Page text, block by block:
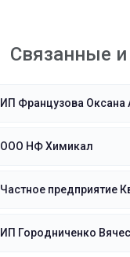
Связанные
ИП Французова Оксана
ООО НФ Химикал
Частное предприятие
ИП Городниченко